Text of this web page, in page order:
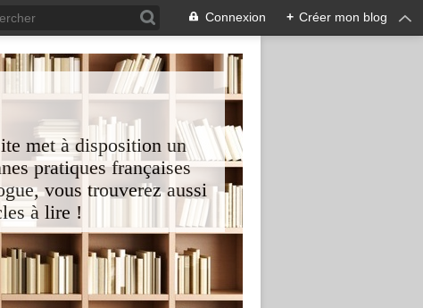
Connexion + Créer mon blog
met à disposition un
pratiques françaises
vous trouverez aussi
à lire !